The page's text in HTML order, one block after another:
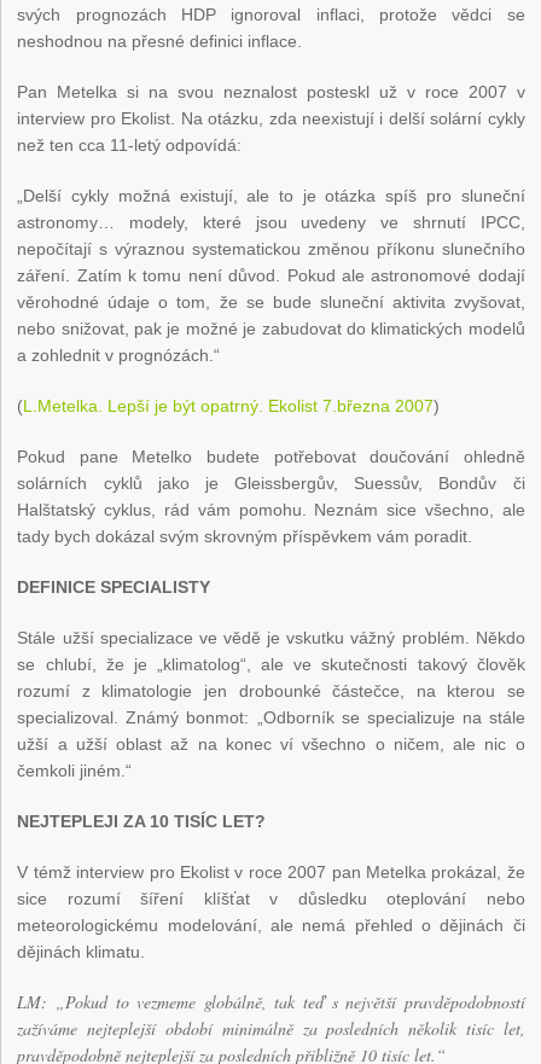
svých prognozách HDP ignoroval inflaci, protože vědci se
neshodnou na přesné definici inflace.
Pan Metelka si na svou neznalost posteskl už v roce 2007 v
interview pro Ekolist. Na otázku, zda neexistují i delší solární cykly
než ten cca 11-letý odpovídá:
„Delší cykly možná existují, ale to je otázka spíš pro sluneční
astronomy… modely, které jsou uvedeny ve shrnutí IPCC,
nepočítají s výraznou systematickou změnou příkonu slunečního
záření. Zatím k tomu není důvod. Pokud ale astronomové dodají
věrohodné údaje o tom, že se bude sluneční aktivita zvyšovat,
nebo snižovat, pak je možné je zabudovat do klimatických modelů
a zohlednit v prognózách.“
(L.Metelka. Lepší je být opatrný. Ekolist 7.března 2007)
Pokud pane Metelko budete potřebovat doučování ohledně
solárních cyklů jako je Gleissbergův, Suessův, Bondův či
Halštatský cyklus, rád vám pomohu. Neznám sice všechno, ale
tady bych dokázal svým skrovným příspěvkem vám poradit.
DEFINICE SPECIALISTY
Stále užší specializace ve vědě je vskutku vážný problém. Někdo
se chlubí, že je „klimatolog“, ale ve skutečnosti takový člověk
rozumí z klimatologie jen drobounké částečce, na kterou se
specializoval. Známý bonmot: „Odborník se specializuje na stále
užší a užší oblast až na konec ví všechno o ničem, ale nic o
čemkoli jiném.“
NEJTEPLEJI ZA 10 TISÍC LET?
V témž interview pro Ekolist v roce 2007 pan Metelka prokázal, že
sice rozumí šíření klíšťat v důsledku oteplování nebo
meteorologickému modelování, ale nemá přehled o dějinách či
dějinách klimatu.
LM: „Pokud to vezmeme globálně, tak teď s největší pravděpodobností
zažíváme nejteplejší období minimálně za posledních několik tisíc let,
pravděpodobně nejteplejší za posledních přibližně 10 tisíc let.“